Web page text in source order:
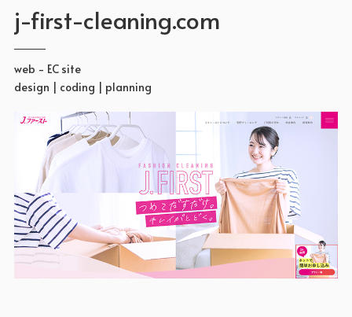
j-first-cleaning.com
web - EC site
design | coding | planning